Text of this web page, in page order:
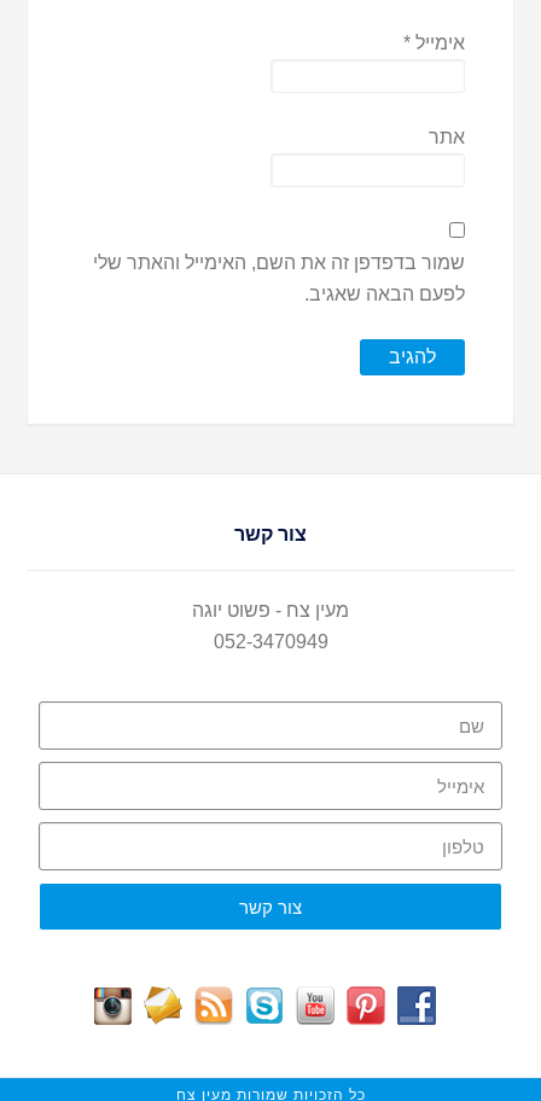
אימייל*
אתר
שמור בדפדפן זה את השם, האימייל והאתר שלי
לפעם הבאה שאגיב.
צור קשר
מעין צח - פשוט יוגה
052-3470949
צור קשר
כל הזכויות שמורות מעין צח